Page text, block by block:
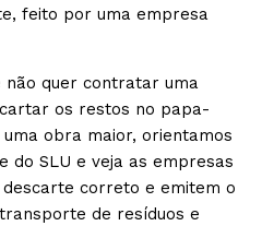
feito por uma empresa
não quer contratar uma
os restos no papa-
obra maior, orientamos
do SLU e veja as empresas
correto e emitem o
de resíduos e